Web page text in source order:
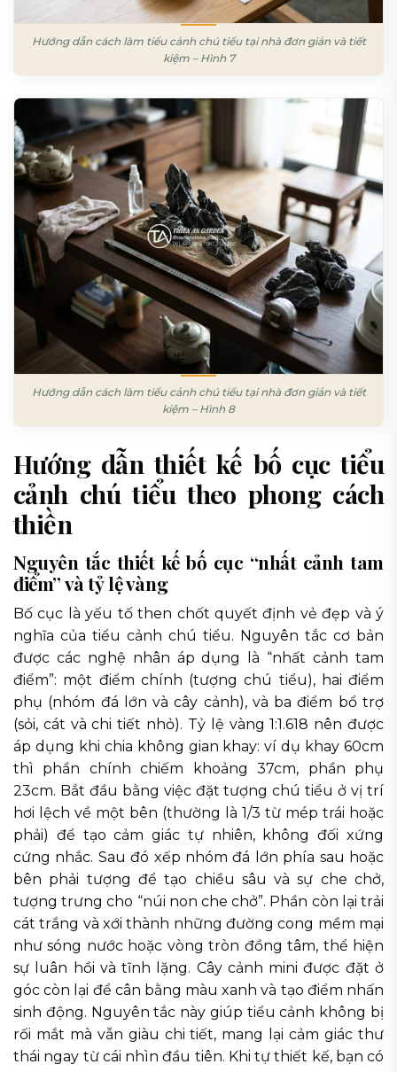
Hướng dẫn cách làm tiểu cảnh chú tiểu tại nhà đơn giản và tiết
kiệm – Hình 7
Hướng dẫn cách làm tiểu cảnh chú tiểu tại nhà đơn giản và tiết
kiệm – Hình 8
Hướng dẫn thiết kế bố cục tiểu
cảnh chú tiểu theo phong cách
thiền
Nguyên tắc thiết kế bố cục “nhất cảnh tam
điểm” và tỷ lệ vàng
Bố cục là yếu tố then chốt quyết định vẻ đẹp và ý
nghĩa của tiểu cảnh chú tiểu. Nguyên tắc cơ bản
được các nghệ nhân áp dụng là “nhất cảnh tam
điểm”: một điểm chính (tượng chú tiểu), hai điểm
phụ (nhóm đá lớn và cây cảnh), và ba điểm bổ trợ
(sỏi, cát và chi tiết nhỏ). Tỷ lệ vàng 1:1.618 nên được
áp dụng khi chia không gian khay: ví dụ khay 60cm
thì phần chính chiếm khoảng 37cm, phần phụ
23cm. Bắt đầu bằng việc đặt tượng chú tiểu ở vị trí
hơi lệch về một bên (thường là 1/3 từ mép trái hoặc
phải) để tạo cảm giác tự nhiên, không đối xứng
cứng nhắc. Sau đó xếp nhóm đá lớn phía sau hoặc
bên phải tượng để tạo chiều sâu và sự che chở,
tượng trưng cho “núi non che chở”. Phần còn lại trải
cát trắng và xới thành những đường cong mềm mại
như sóng nước hoặc vòng tròn đồng tâm, thể hiện
sự luân hồi và tĩnh lặng. Cây cảnh mini được đặt ở
góc còn lại để cân bằng màu xanh và tạo điểm nhấn
sinh động. Nguyên tắc này giúp tiểu cảnh không bị
rối mắt mà vẫn giàu chi tiết, mang lại cảm giác thư
thái ngay từ cái nhìn đầu tiên. Khi tự thiết kế, bạn có